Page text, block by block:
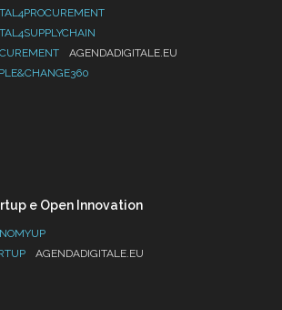
AGENDADIGITALE.EU
e Open Innovation
AGENDADIGITALE.EU